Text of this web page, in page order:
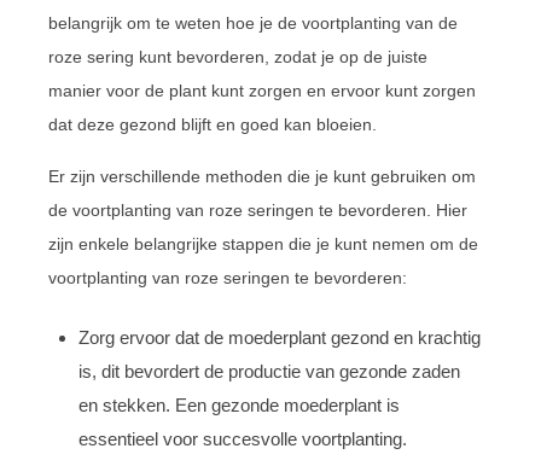
belangrijk om te weten hoe je de voortplanting van de
roze sering kunt bevorderen, zodat je op de juiste
manier voor de plant kunt zorgen en ervoor kunt zorgen
dat deze gezond blijft en goed kan bloeien.
Er zijn verschillende methoden die je kunt gebruiken om
de voortplanting van roze seringen te bevorderen. Hier
zijn enkele belangrijke stappen die je kunt nemen om de
voortplanting van roze seringen te bevorderen:
Zorg ervoor dat de moederplant gezond en krachtig
is, dit bevordert de productie van gezonde zaden
en stekken. Een gezonde moederplant is
essentieel voor succesvolle voortplanting.